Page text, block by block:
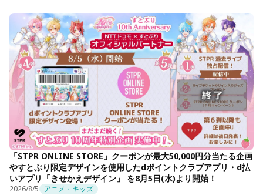
「STPR ONLINE STORE」クーポンが最大50,000円分当たる企画
やすとぷり限定デザインを使用したdポイントクラブアプリ・d払
いアプリ「きせかえデザイン」 を8月5日(水)より開始！
2026/8/5 アニメ・キッズ